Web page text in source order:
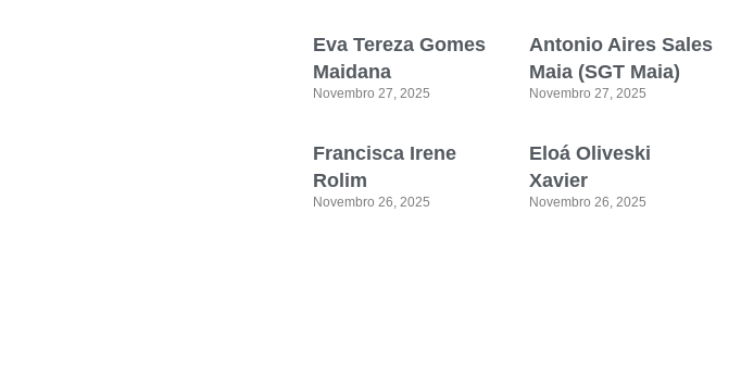
Eva Tereza Gomes
Maidana
Novembro 27, 2025
Antonio Aires Sales
Maia (SGT Maia)
Novembro 27, 2025
Francisca Irene
Rolim
Novembro 26, 2025
Eloá Oliveski
Xavier
Novembro 26, 2025